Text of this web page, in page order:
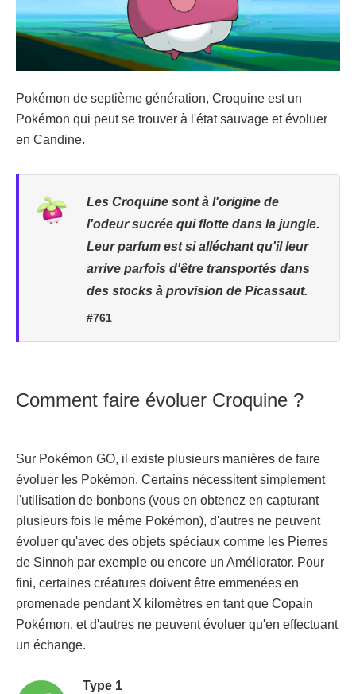
Pokémon de septième génération, Croquine est un
Pokémon qui peut se trouver à l'état sauvage et évoluer
en Candine.
Les Croquine sont à l'origine de
l'odeur sucrée qui flotte dans la jungle.
Leur parfum est si alléchant qu'il leur
arrive parfois d'être transportés dans
des stocks à provision de Picassaut.
#761
Comment faire évoluer Croquine ?
Sur Pokémon GO, il existe plusieurs manières de faire
évoluer les Pokémon. Certains nécessitent simplement
l'utilisation de bonbons (vous en obtenez en capturant
plusieurs fois le même Pokémon), d'autres ne peuvent
évoluer qu'avec des objets spéciaux comme les Pierres
de Sinnoh par exemple ou encore un Améliorator. Pour
fini, certaines créatures doivent être emmenées en
promenade pendant X kilomètres en tant que Copain
Pokémon, et d'autres ne peuvent évoluer qu'en effectuant
un échange.
Type 1